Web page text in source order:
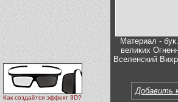
Как создаётся эффект 3D?
Материал -
великих
Вселенский
Добавить